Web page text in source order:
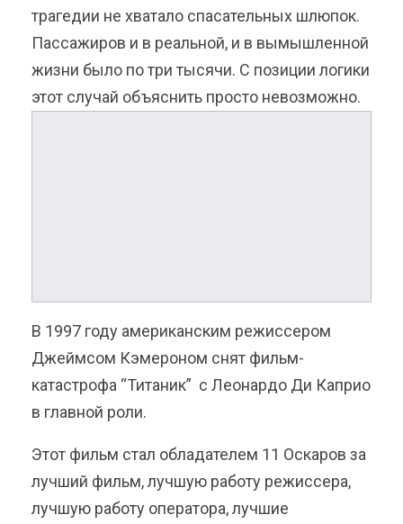
трагедии не хватало спасательных шлюпок.
Пассажиров и в реальной, и в вымышленной
жизни было по три тысячи. С позиции логики
этот случай объяснить просто невозможно.
В 1997 году американским режиссером
Джеймсом Кэмероном снят фильм-
катастрофа “Титаник” с Леонардо Ди Каприо
в главной роли.
Этот фильм стал обладателем 11 Оскаров за
лучший фильм, лучшую работу режиссера,
лучшую работу оператора, лучшие